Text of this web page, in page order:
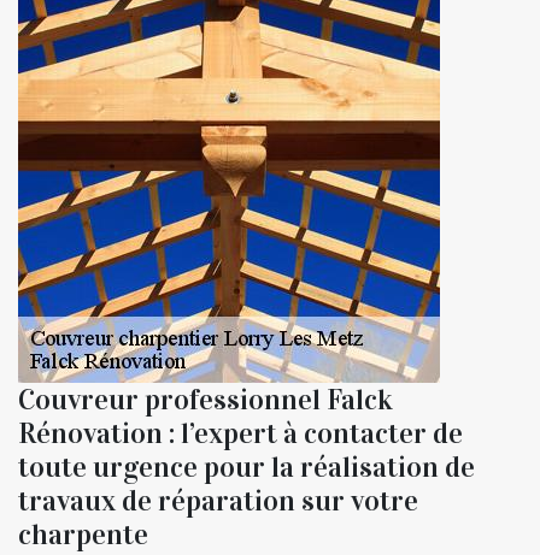
Couvreur professionnel Falck
Rénovation : l’expert à contacter de
toute urgence pour la réalisation de
travaux de réparation sur votre
charpente